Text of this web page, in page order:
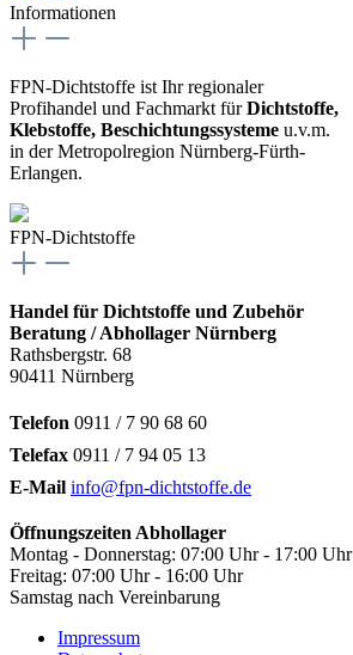
Informationen
FPN-Dichtstoffe ist Ihr regionaler
Profihandel und Fachmarkt fürDichtstoffe,
Klebstoffe, Beschichtungssysteme u.v.m.
in der Metropolregion Nürnberg-Fürth-
Erlangen.
FPN-Dichtstoffe
Handel für Dichtstoffe und Zubehör
Beratung / Abhollager Nürnberg
Rathsbergstr. 68
90411 Nürnberg
Telefon 0911 / 7 90 68 60
Telefax 0911 / 7 94 05 13
E-Mail info@fpn-dichtstoffe.de
Öffnungszeiten Abhollager
Montag - Donnerstag: 07:00 Uhr - 17:00 Uhr
Freitag: 07:00 Uhr - 16:00 Uhr
Samstag nach Vereinbarung
Impressum